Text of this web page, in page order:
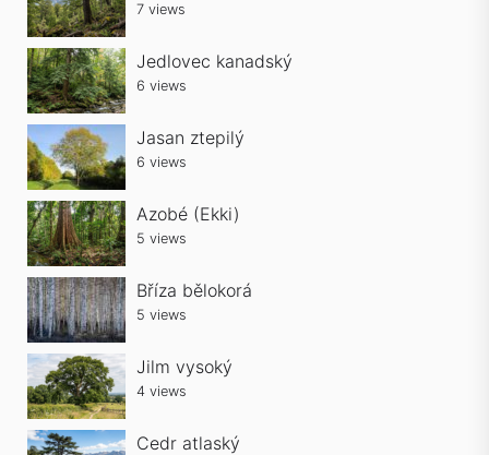
7 views
Jedlovec kanadský
6 views
Jasan ztepilý
6 views
Azobé (Ekki)
5 views
Bříza bělokorá
5 views
Jilm vysoký
4 views
Cedr atlaský